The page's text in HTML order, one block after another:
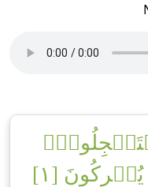
تَسۡتَعۡجِلُوهُۚ
[١]